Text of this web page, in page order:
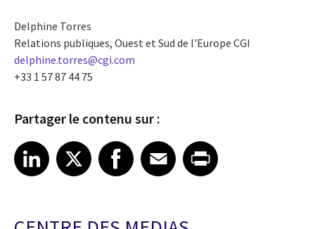
Delphine Torres
Relations publiques, Ouest et Sud de l'Europe CGI
delphine.torres@cgi.com
+33 1 57 87 44 75
Partager le contenu sur :
Share article on LinkedIn
LinkedIn
Share article on XShare article on Facebook
Facebook
Share article on Email
EmailShare article on Print